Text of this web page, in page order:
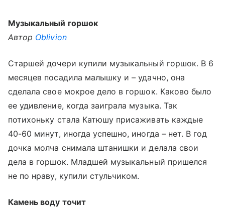
Музыкальный горшок
Автор Oblivion
Старшей дочери купили музыкальный горшок. В 6
месяцев посадила малышку и – удачно, она
сделала свое мокрое дело в горшок. Каково было
ее удивление, когда заиграла музыка. Так
потихоньку стала Катюшу присаживать каждые
40-60 минут, иногда успешно, иногда – нет. В год
дочка молча снимала штанишки и делала свои
дела в горшок. Младшей музыкальный пришелся
не по нраву, купили стульчиком.
Камень воду точит